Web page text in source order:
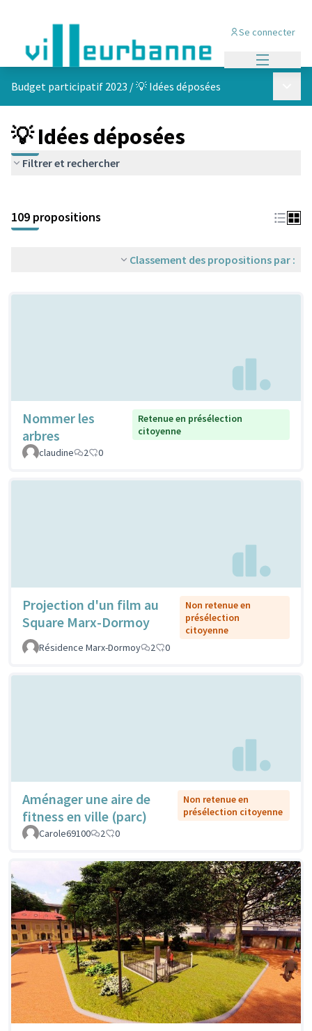
Se connecter
Budget participatif 2023 /💡 Idées déposées
💡 Idées déposées
Filtrer et rechercher
+
−
109 propositions
Classement des propositions par :
Nommer les
arbres
Retenue en présélection
citoyenne
claudine
2 0
Projection d'un film au
Square Marx-Dormoy
Non retenue en
présélection
citoyenne
Résidence Marx-Dormoy
2 0
Aménager une aire de
fitness en ville (parc)
Non retenue en
présélection citoyenne
Carole69100
2 0